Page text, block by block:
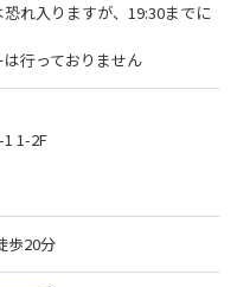
なります。
れ入りますが、19:30までに
行っておりません
1-2F
歩20分